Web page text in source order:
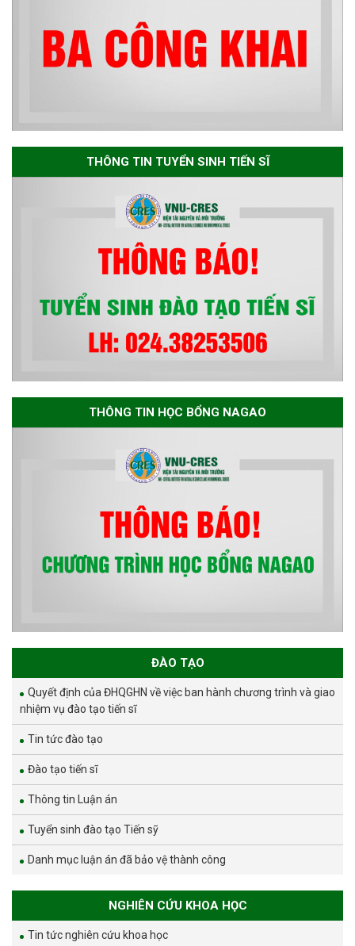
ban chuyên môn đánh giá hồ
sơ chuyên môn cho các thí sinh
dự tuyển nghiên cứu sinh đợt 1
Thông báo danh sách thí sinh
đủ điều kiện dự tuyển Chương
trình đào tạo tiến sĩ chuyên
ngành Môi trường và phát triển
THÔNG TIN TUYỂN SINH TIẾN SĨ
THÔNG TIN HỌC BỔNG NAGAO
ĐÀO TẠO
Quyết định của ĐHQGHN về việc ban hành chương trình và giao
nhiệm vụ đào tạo tiến sĩ
Tin tức đào tạo
Đào tạo tiến sĩ
Thông tin Luận án
Tuyển sinh đào tạo Tiến sỹ
Danh mục luận án đã bảo vệ thành công
NGHIÊN CỨU KHOA HỌC
Tin tức nghiên cứu khoa học